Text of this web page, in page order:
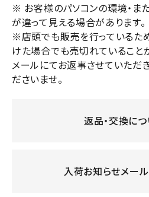
※ お客様のパソコンの環境・ま
が違って見える場合があります。
※店頭でも販売を行っているた
けた場合でも売切れていること
メールにてお返事させていただ
ださいませ。
返品・交換に
入荷お知らせメー